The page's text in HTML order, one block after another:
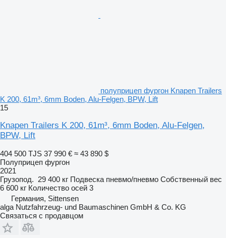
полуприцеп фургон Knapen Trailers
K 200, 61m³, 6mm Boden, Alu-Felgen, BPW, Lift
15
Knapen Trailers K 200, 61m³, 6mm Boden, Alu-Felgen,
BPW, Lift
404 500 TJS 37 990 € ≈ 43 890 $
Полуприцеп фургон
2021
Грузопод. 29 400 кг Подвеска пневмо/пневмо Собственный вес
6 600 кг Количество осей 3
Германия, Sittensen
alga Nutzfahrzeug- und Baumaschinen GmbH & Co. KG
Связаться с продавцом